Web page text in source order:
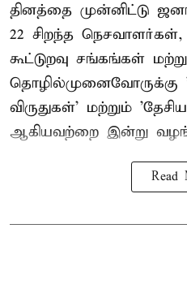
தினத்தை முன்னிட்டு
22 சிறந்த
கூட்டுறவு சங்கங்கள்
தொழில்முனைவோருக்கு
விருதுகள்' மற்றும்
ஆகியவற்றை இன்று
Read